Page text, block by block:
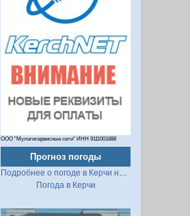
ООО "Мультисервисные сети" ИНН 9111001888
Прогноз погоды
Подробнее о погоде в Керчи на 2 недели
Погода в Керчи